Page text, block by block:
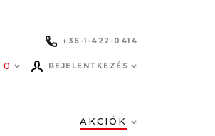
+36-1-422-0414
0 BEJELENTKEZÉS
AKCIÓK